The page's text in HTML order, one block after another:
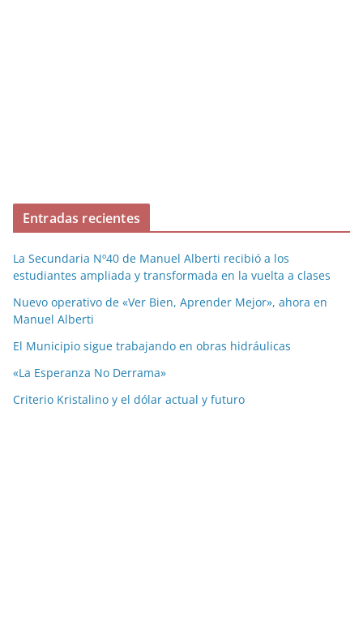
Entradas recientes
La Secundaria Nº40 de Manuel Alberti recibió a los
estudiantes ampliada y transformada en la vuelta a clases
Nuevo operativo de «Ver Bien, Aprender Mejor», ahora en
Manuel Alberti
El Municipio sigue trabajando en obras hidráulicas
«La Esperanza No Derrama»
Criterio Kristalino y el dólar actual y futuro